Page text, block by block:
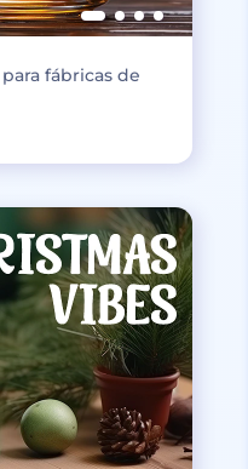
fábricas de